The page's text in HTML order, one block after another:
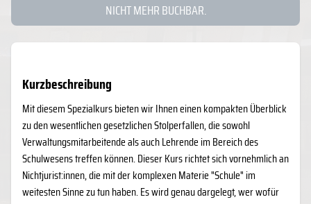
NICHT MEHR BUCHBAR.
Kurzbeschreibung
Mit diesem Spezialkurs bieten wir Ihnen einen kompakten Überblick
zu den wesentlichen gesetzlichen Stolperfallen, die sowohl
Verwaltungsmitarbeitende als auch Lehrende im Bereich des
Schulwesens treffen können. Dieser Kurs richtet sich vornehmlich an
Nichtjurist:innen, die mit der komplexen Materie "Schule" im
weitesten Sinne zu tun haben. Es wird genau dargelegt, wer wofür